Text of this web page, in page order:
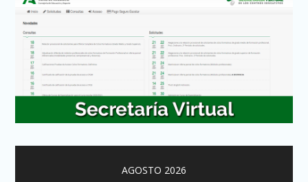
AGOSTO 2026